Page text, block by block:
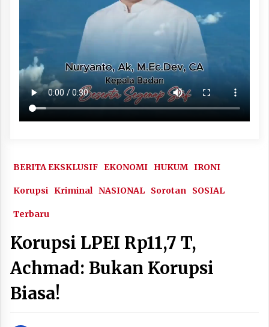
BERITA EKSKLUSIF EKONOMI HUKUM IRONI
Korupsi Kriminal NASIONAL Sorotan SOSIAL
Terbaru
Korupsi LPEI Rp11,7 T,
Achmad: Bukan Korupsi
Biasa!